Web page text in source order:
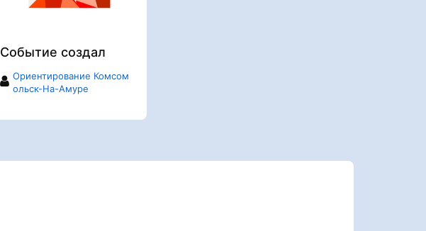
Событие создал
Ориентирование Комсом
ольск-На-Амуре